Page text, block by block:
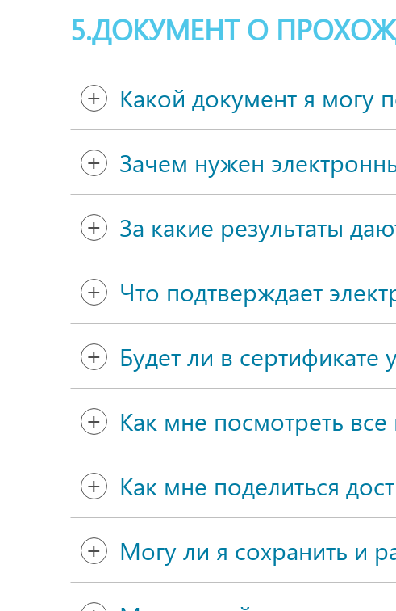
5.ДОКУМЕНТ О
Какой документ я могу
Зачем нужен
За какие результаты
Что подтверждает
Будет ли в сертификате
Как мне посмотреть
Как мне поделиться
Могу ли я сохранить и